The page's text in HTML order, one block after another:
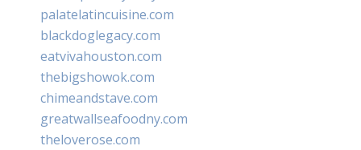
palatelatincuisine.com
blackdoglegacy.com
eatvivahouston.com
thebigshowok.com
chimeandstave.com
greatwallseafoodny.com
theloverose.com